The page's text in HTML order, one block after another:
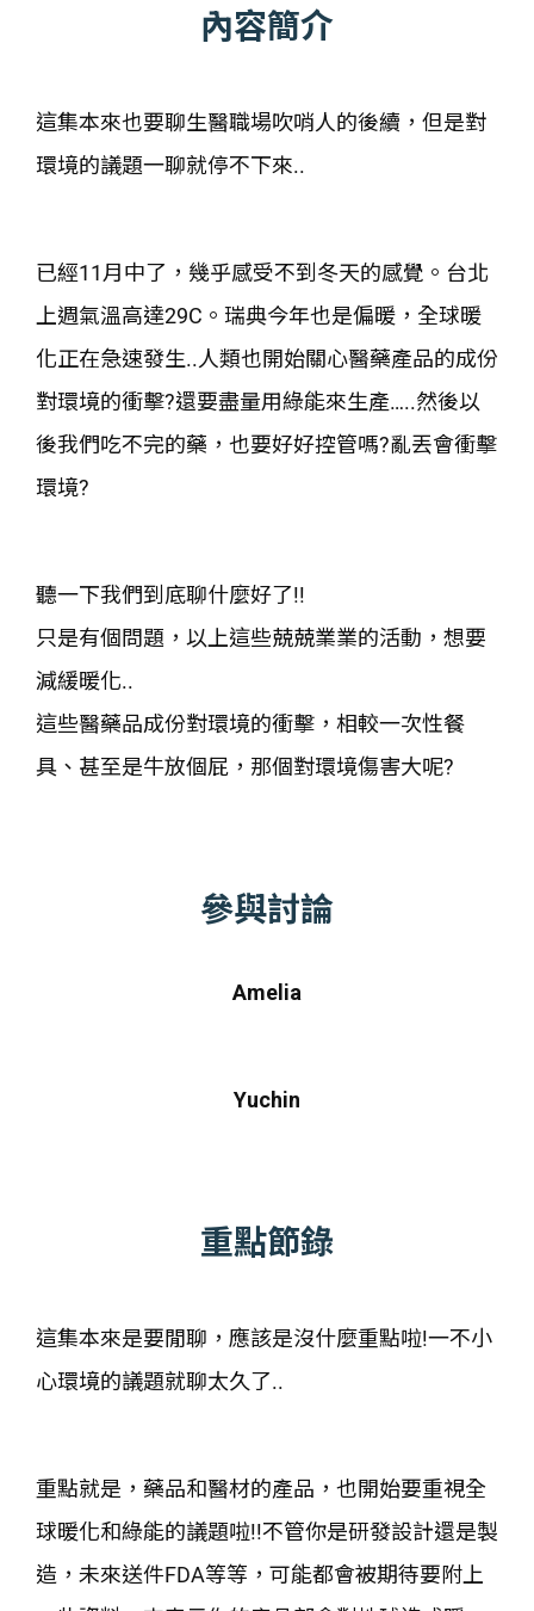
內容簡介
這集本來也要聊生醫職場吹哨人的後續，但是對
環境的議題一聊就停不下來..
已經11月中了，幾乎感受不到冬天的感覺。台北
上週氣溫高達29C。瑞典今年也是偏暖，全球暖
化正在急速發生..人類也開始關心醫藥產品的成份
對環境的衝擊?還要盡量用綠能來生產…..然後以
後我們吃不完的藥，也要好好控管嗎?亂丟會衝擊
環境?
聽一下我們到底聊什麼好了!!
只是有個問題，以上這些兢兢業業的活動，想要
減緩暖化..
這些醫藥品成份對環境的衝擊，相較一次性餐
具、甚至是牛放個屁，那個對環境傷害大呢?
參與討論
Amelia
Yuchin
重點節錄
這集本來是要閒聊，應該是沒什麼重點啦!一不小
心環境的議題就聊太久了..
重點就是，藥品和醫材的產品，也開始要重視全
球暖化和綠能的議題啦!!不管你是研發設計還是製
造，未來送件FDA等等，可能都會被期待要附上